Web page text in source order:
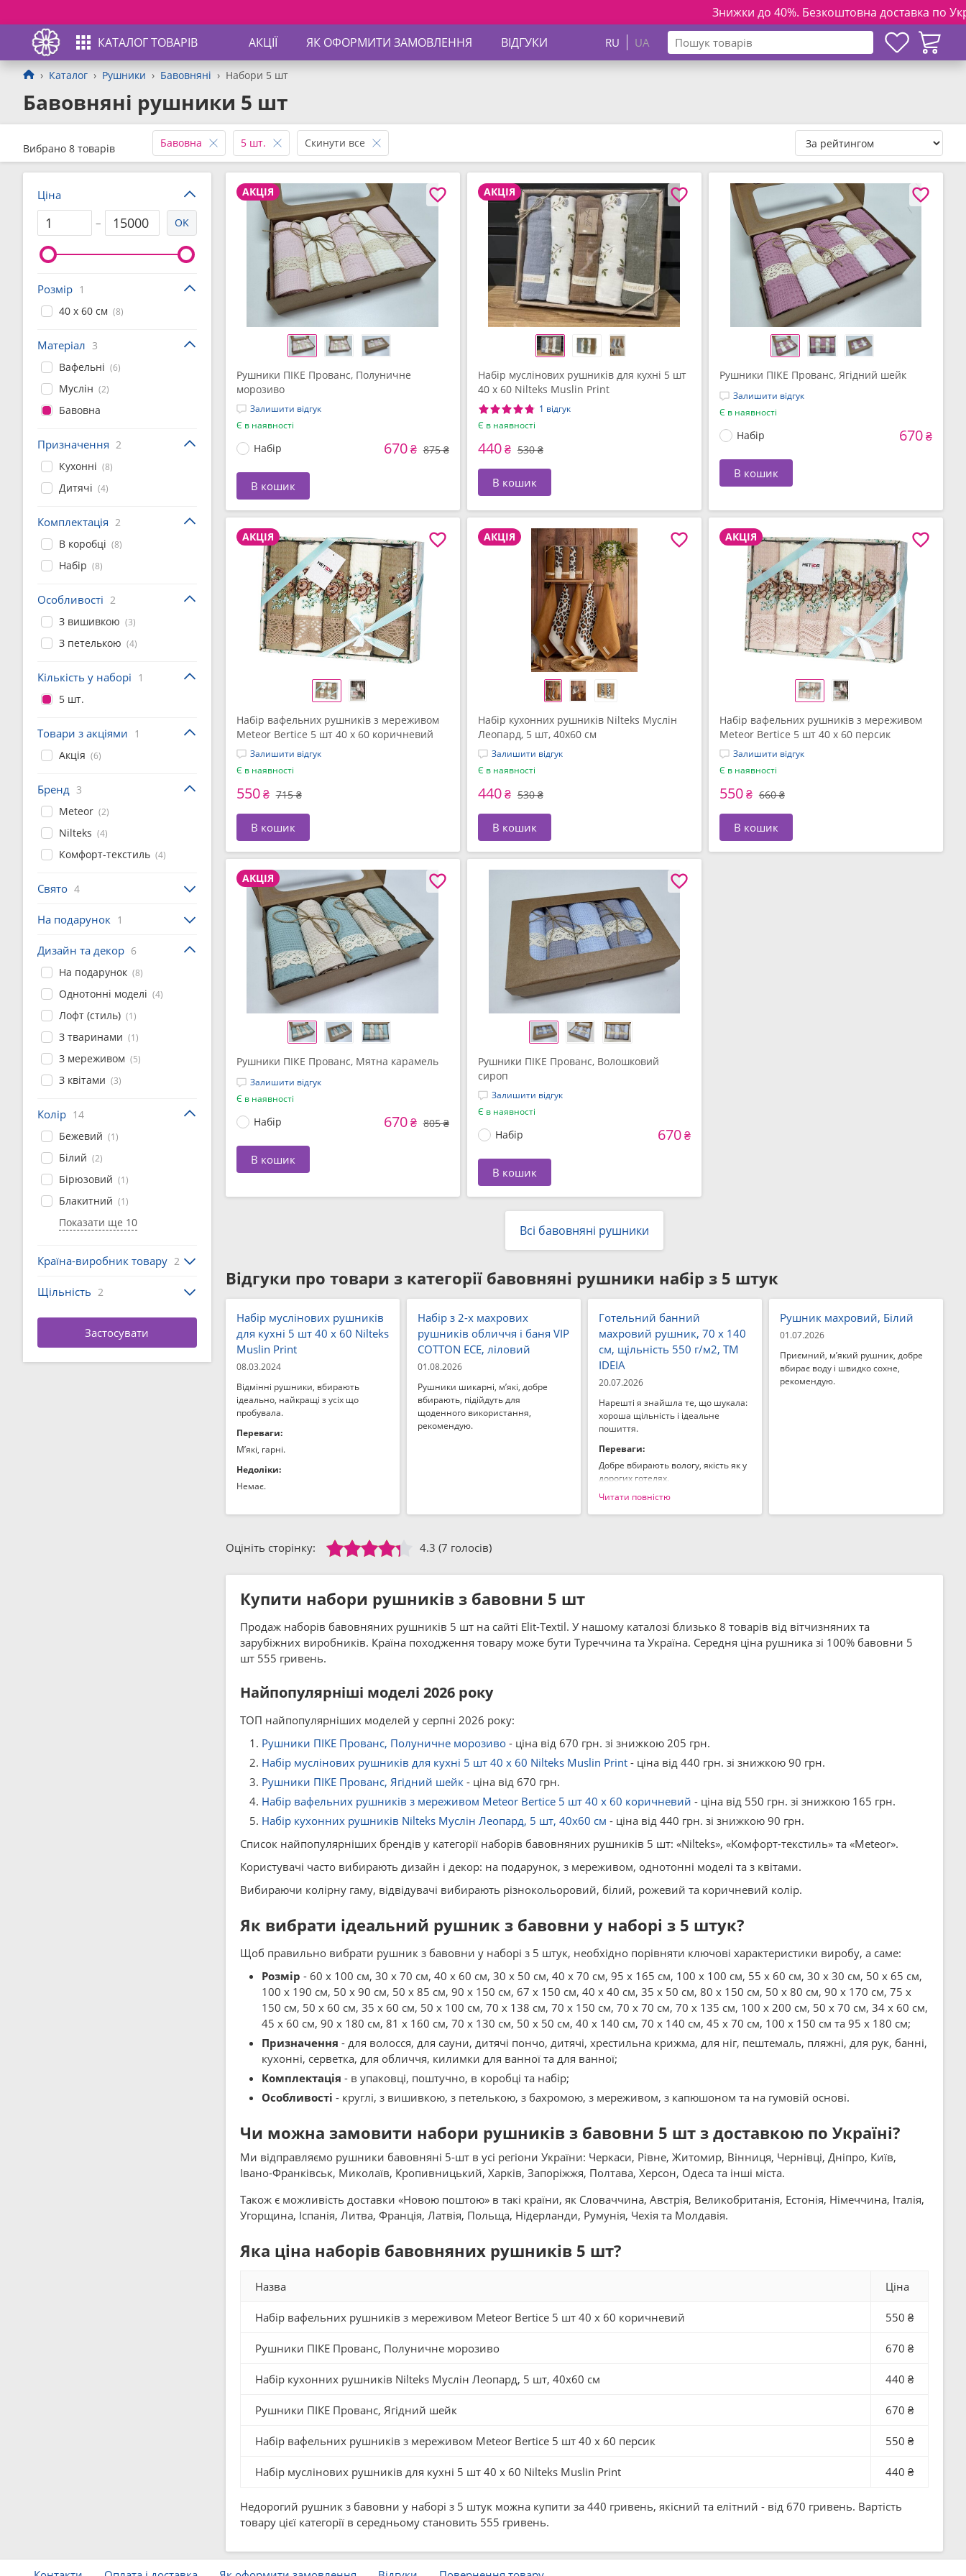
Знижки до 40%. Безкоштовна доставка по Україні на
КАТАЛОГ ТОВАРІВ
АКЦІЇ ЯК ОФОРМИТИ ЗАМОВЛЕННЯ ВІДГУКИ RU UA
Каталог Рушники Бавовняні Набори 5 шт
Бавовняні рушники 5 шт
Вибрано 8 товарів Бавовна 5 шт. Скинути все
АКЦІЯ
Рушники ПІКЕ Прованс, Полуничне
морозиво
Залишити відгук
Є в наявності
Набір 670₴ 875 ₴
В кошик
АКЦІЯ
Набiр муслінових рушників для кухні 5 шт
40 x 60 Nilteks Muslin Print
1 відгук
Є в наявності
440₴ 530 ₴
В кошик
Рушники ПІКЕ Прованс, Ягідний шейк
Залишити відгук
Є в наявності
Набір 670₴
В кошик
АКЦІЯ
Набір вафельних рушників з мереживом
Meteor Bertice 5 шт 40 x 60 коричневий
Залишити відгук
Є в наявності
550₴ 715 ₴
В кошик
АКЦІЯ
Набір кухонних рушників Nilteks Муслін
Леопард, 5 шт, 40x60 см
Залишити відгук
Є в наявності
440₴ 530 ₴
В кошик
АКЦІЯ
Набір вафельних рушників з мереживом
Meteor Bertice 5 шт 40 x 60 персик
Залишити відгук
Є в наявності
550₴ 660 ₴
В кошик
АКЦІЯ
Рушники ПІКЕ Прованс, Мятна карамель
Залишити відгук
Є в наявності
Набір 670₴ 805 ₴
В кошик
Рушники ПІКЕ Прованс, Волошковий
сироп
Залишити відгук
Є в наявності
Набір 670₴
В кошик
Всі бавовняні рушники
Відгуки про товари з категорії бавовняні рушники набір з 5 штук
Набiр муслінових рушників
для кухні 5 шт 40 x 60 Nilteks
Muslin Print
08.03.2024
Відмінні рушники, вбирають
ідеально, найкращі з усіх що
пробувала.
Переваги:
М’які, гарні.
Недоліки:
Немає.
Набір з 2-х махрових
рушників обличчя і баня VIP
COTTON ECE, ліловий
01.08.2026
Рушники шикарні, м’які, добре
вбирають, підійдуть для
щоденного використання,
рекомендую.
Готельний банний
махровий рушник, 70 x 140
см, щільність 550 г/м2, ТМ
IDEIA
20.07.2026
Нарешті я знайшла те, що шукала:
хороша щільність і ідеальне
пошиття.
Переваги:
Добре вбирають вологу, якість як у
дорогих готелях.
Недоліки:
Не знайшла.
Читати повністю
Рушник махровий, Білий
01.07.2026
Приємний, м’який рушник, добре
вбирає воду і швидко сохне,
рекомендую.
Оцініть сторінку: 4.3 (7 голосів)
Купити набори рушників з бавовни 5 шт
Продаж наборів бавовняних рушників 5 шт на сайті Elit-Textil. У нашому каталозі близько 8 товарів від вітчизняних та
зарубіжних виробників. Країна походження товару може бути Туреччина та Україна. Середня ціна рушника зі 100% бавовни 5
шт 555 гривень.
Найпопулярніші моделі 2026 року
ТОП найпопулярніших моделей у серпні 2026 року:
Рушники ПІКЕ Прованс, Полуничне морозиво- ціна від 670 грн. зі знижкою 205 грн.
Набiр муслінових рушників для кухні 5 шт 40 x 60 Nilteks Muslin Print- ціна від 440 грн. зі знижкою 90 грн.
Рушники ПІКЕ Прованс, Ягідний шейк- ціна від 670 грн.
Набір вафельних рушників з мереживом Meteor Bertice 5 шт 40 x 60 коричневий - ціна від 550 грн. зі знижкою 165 грн.
Набір кухонних рушників Nilteks Муслін Леопард, 5 шт, 40x60 см - ціна від 440 грн. зі знижкою 90 грн.
Список найпопулярніших брендів у категорії наборів бавовняних рушників 5 шт: «Nilteks», «Комфорт-текстиль» та «Meteor».
Користувачі часто вибирають дизайн і декор: на подарунок, з мереживом, однотонні моделі та з квітами.
Вибираючи колірну гаму, відвідувачі вибирають різнокольоровий, білий, рожевий та коричневий колір.
Як вибрати ідеальний рушник з бавовни у наборі з 5 штук?
Щоб правильно вибрати рушник з бавовни у наборі з 5 штук, необхідно порівняти ключові характеристики виробу, а саме:
Розмір - 60 x 100 см, 30 x 70 см, 40 x 60 см, 30 x 50 см, 40 x 70 см, 95 x 165 см, 100 x 100 см, 55 x 60 см, 30 x 30 см, 50 x 65 см,
100 x 190 см, 50 x 90 см, 50 x 85 см, 90 x 150 см, 67 x 150 см, 40 x 40 см, 35 x 50 см, 80 x 150 см, 50 x 80 см, 90 x 170 см, 75 x
150 см, 50 x 60 см, 35 x 60 см, 50 x 100 см, 70 x 138 см, 70 x 150 см, 70 x 70 см, 70 x 135 см, 100 x 200 см, 50 x 70 см, 34 x 60 см,
45 x 60 см, 90 x 180 см, 81 x 160 см, 70 x 130 см, 50 x 50 см, 40 x 140 см, 70 x 140 см, 45 x 70 см, 100 x 150 см та 95 x 180 см;
Призначення - для волосся, для сауни, дитячі пончо, дитячі, хрестильна крижма, для ніг, пештемаль, пляжні, для рук, банні,
кухонні, серветка, для обличчя, килимки для ванної та для ванної;
Комплектація - в упаковці, поштучно, в коробці та набір;
Особливості - круглі, з вишивкою, з петелькою, з бахромою, з мереживом, з капюшоном та на гумовій основі.
Чи можна замовити набори рушників з бавовни 5 шт з доставкою по Україні?
Ми відправляємо рушники бавовняні 5-шт в усі регіони України: Черкаси, Рівне, Житомир, Вінниця, Чернівці, Дніпро, Київ,
Івано-Франківськ, Миколаїв, Кропивницький, Харків, Запоріжжя, Полтава, Херсон, Одеса та інші міста.
Також є можливість доставки «Новою поштою» в такі країни, як Словаччина, Австрія, Великобританія, Естонія, Німеччина, Італія,
Угорщина, Іспанія, Литва, Франція, Латвія, Польща, Нідерланди, Румунія, Чехія та Молдавія.
Яка ціна наборів бавовняних рушників 5 шт?
Назва Ціна
Набір вафельних рушників з мереживом Meteor Bertice 5 шт 40 x 60 коричневий 550 ₴
Рушники ПІКЕ Прованс, Полуничне морозиво 670 ₴
Набір кухонних рушників Nilteks Муслін Леопард, 5 шт, 40x60 см 440 ₴
Рушники ПІКЕ Прованс, Ягідний шейк 670 ₴
Набір вафельних рушників з мереживом Meteor Bertice 5 шт 40 x 60 персик 550 ₴
Набiр муслінових рушників для кухні 5 шт 40 x 60 Nilteks Muslin Print 440 ₴
Недорогий рушник з бавовни у наборі з 5 штук можна купити за 440 гривень, якісний та елітний - від 670 гривень. Вартість
товару цієї категорії в середньому становить 555 гривень.
Ціна
–
OK
Розмір 1
40 x 60 см (8)
Матеріал 3
Вафельні (6)
Муслін (2)
Бавовна
Призначення 2
Кухонні (8)
Дитячі (4)
Комплектація 2
В коробці (8)
Набір (8)
Особливості 2
З вишивкою (3)
З петелькою (4)
Кількість у наборі 1
5 шт.
Товари з акціями 1
Акція (6)
Бренд 3
Meteor (2)
Nilteks (4)
Комфорт-текстиль (4)
Свято 4
На подарунок 1
Дизайн та декор 6
На подарунок (8)
Однотонні моделі (4)
Лофт (стиль) (1)
З тваринами (1)
З мереживом (5)
З квітами (3)
Колір 14
Бежевий (1)
Білий (2)
Бірюзовий (1)
Блакитний (1)
Показати ще 10
Країна-виробник товару 2
Щільність 2